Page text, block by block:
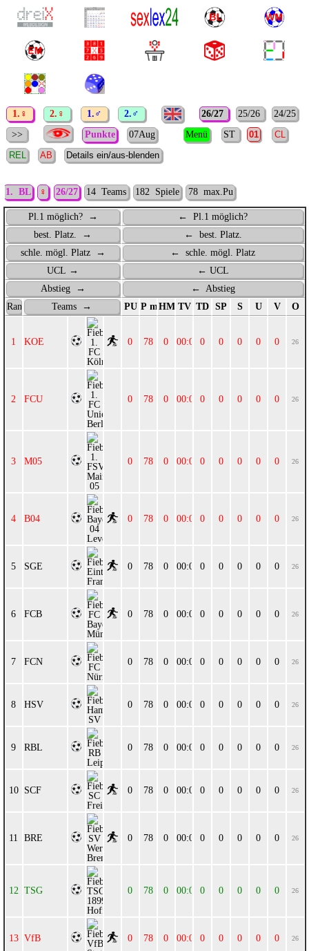
1.♀ 2.♀ 1.♂ 2.♂ 26/27 25/26
24/25
>>
Punkte 07Aug Menü ST
1. BL ♀ 26/27 14 Teams 182 Spiele 78 max.Pu
Pl.1 möglich? →
← Pl.1 möglich?
best. Platz. →
← best. Platz.
schle. mögl. Platz →
← schle. mögl. Platz
UCL →
← UCL
Abstieg →
← Abstieg
Rang
Teams → PU P max.
HM TV TD SP S U V O
KOE 0 78 0 00:00 0 0 0 0 0 26
FCU 0 78 0 00:00 0 0 0 0 0 26
M05 0 78 0 00:00 0 0 0 0 0 26
B04 0 78 0 00:00 0 0 0 0 0 26
SGE 0 78 0 00:00 0 0 0 0 0 26
FCB 0 78 0 00:00 0 0 0 0 0 26
FCN 0 78 0 00:00 0 0 0 0 0 26
HSV 0 78 0 00:00 0 0 0 0 0 26
RBL 0 78 0 00:00 0 0 0 0 0 26
SCF 0 78 0 00:00 0 0 0 0 0 26
BRE 0 78 0 00:00 0 0 0 0 0 26
TSG 0 78 0 00:00 0 0 0 0 0 26
VfB 0 78 0 00:00 0 0 0 0 0 26